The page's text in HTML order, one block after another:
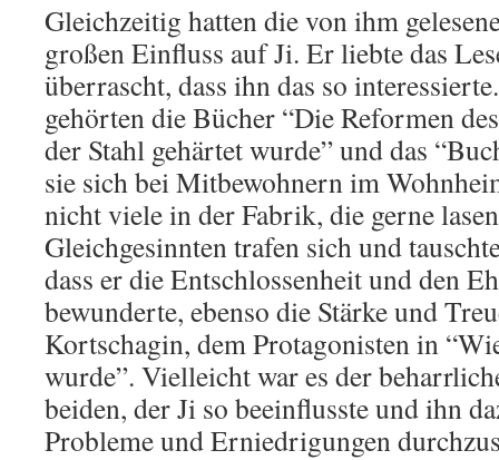
Gleichzeitig hatten die von ihm
großen Einfluss auf Ji. Er liebte das
überrascht, dass ihn das so
gehörten die Bücher “Die Reformen
der Stahl gehärtet wurde” und das
sie sich bei Mitbewohnern im
nicht viele in der Fabrik, die gerne
Gleichgesinnten trafen sich und
dass er die Entschlossenheit und den
bewunderte, ebenso die Stärke und
Kortschagin, dem Protagonisten in
wurde”. Vielleicht war es der
beiden, der Ji so beeinflusste und ihn
Probleme und Erniedrigungen